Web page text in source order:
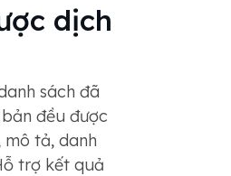
dịch
sách đã
đều được
mô tả, danh
trợ kết quả